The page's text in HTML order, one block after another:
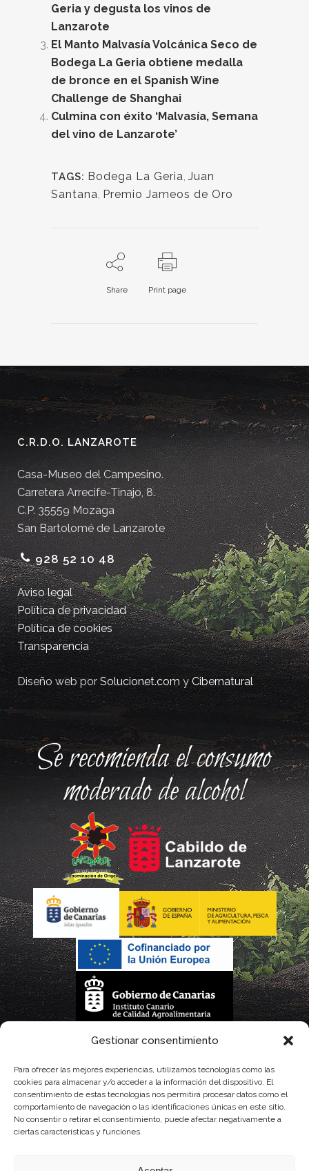
Gestionar consentimiento
Para ofrecer las mejores experiencias, utilizamos tecnologías como las
cookies para almacenar y/o acceder a la información del dispositivo. El
consentimiento de estas tecnologías nos permitirá procesar datos como el
comportamiento de navegación o las identificaciones únicas en este sitio.
No consentir o retirar el consentimiento, puede afectar negativamente a
ciertas características y funciones.
Geria y degusta los vinos de
Lanzarote
El Manto Malvasía Volcánica Seco de
Bodega La Geria obtiene medalla
de bronce en el Spanish Wine
Challenge de Shanghai
Culmina con éxito ‘Malvasía, Semana
del vino de Lanzarote’
TAGS: Bodega La Geria Juan
Santana Premio Jameos de Oro
Share Print page
C.R.D.O. LANZAROTE
Casa-Museo del Campesino.
Carretera Arrecife-Tinajo, 8.
C.P. 35559 Mozaga
San Bartolomé de Lanzarote
928 52 10 48
Aviso legal
Política de privacidad
Política de cookies
Transparencia
Diseño web porSolucionet.comyCibernatural
Se recomienda el consumo
moderado de alcohol
La gestión de la DOP Lanzarote realizada por este Consejo Regulador es financiada,
con fondos provenientes del presupuesto de gastos del Instituto Canario de
Calidad Agroalimentaria